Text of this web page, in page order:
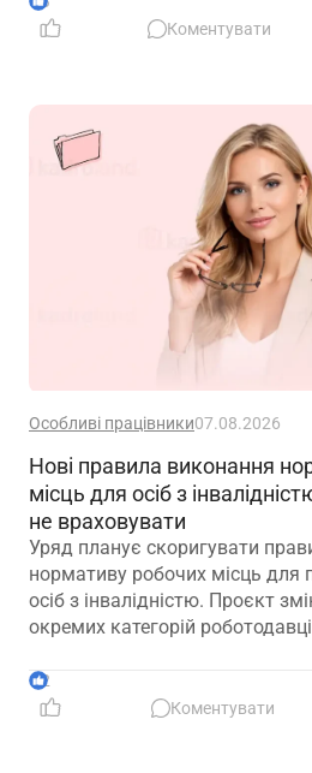
Коментувати
Особливі працівники07.08.2026
Нові правила виконання
місць для осіб з
не враховувати
Уряд планує скоригувати
нормативу робочих місць для
осіб з інвалідністю. Проєкт
окремих категорій
врахувати специфіку їхньої
практичні труднощі із
2
Коментувати